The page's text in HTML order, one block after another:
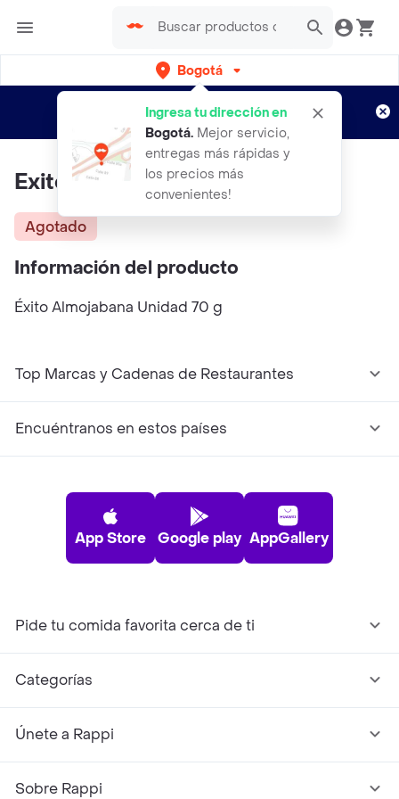
Bogotá
Ingresa tu dirección en
Bogotá. Mejor servicio,
entregas más rápidas y
los precios más
convenientes!
envíos gratis por semanas
Aplican TyC
Exito Almojabana Unidad
Agotado
Información del producto
Éxito Almojabana Unidad 70 g
Top Marcas y Cadenas de Restaurantes
Encuéntranos en estos países
App Store Google play AppGallery
Pide tu comida favorita cerca de ti
Categorías
Únete a Rappi
Sobre Rappi